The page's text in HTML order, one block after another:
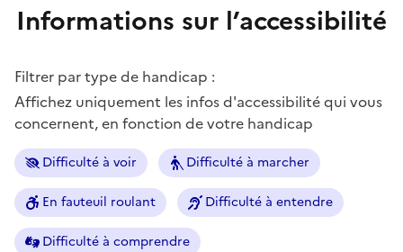
Informations sur l’accessibilité
Filtrer par type de handicap :
Affichez uniquement les infos d'accessibilité qui vous
concernent, en fonction de votre handicap
Difficulté à voir Difficulté à marcher
En fauteuil roulant Difficulté à entendre
Difficulté à comprendre